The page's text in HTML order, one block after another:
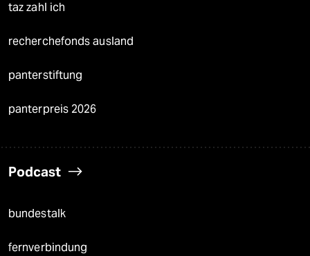
taz zahl ich
recherchefonds ausland
panterstiftung
panterpreis 2026
Podcast
bundestalk
fernverbindung